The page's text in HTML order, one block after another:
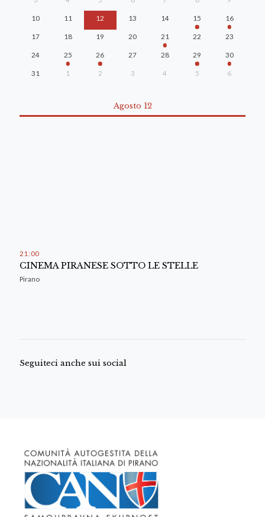
10 11 12 13 14 15 16
17 18 19 20 21 22 23
24 25 26 27 28 29 30
31 1 2 3 4 5 6
Agosto 12
21 00
CINEMA PIRANESE SOTTO LE STELLE
Pirano
Seguiteci anche sui social